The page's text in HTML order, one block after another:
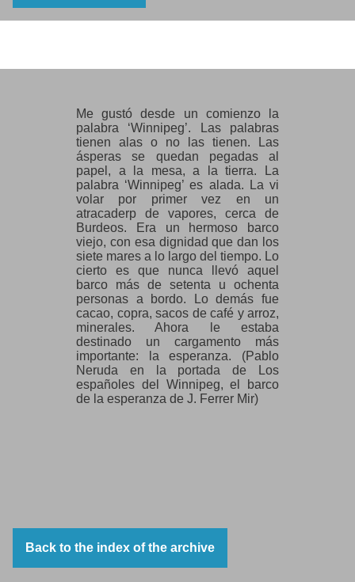
pescadores,
se iba poblando el barco
que partía a mi patria.
Yo sentía en los dedos
las semillas
de España
que rescaté yo mismo y esparcí
sobre el mar, dirigidas
a la paz
de las praderas.
Neruda, en “Memorial de Isla
Negra”
Me gustó desde un comienzo la
palabra ‘Winnipeg’. Las palabras
tienen alas o no las tienen. Las
ásperas se quedan pegadas al
papel, a la mesa, a la tierra. La
palabra ‘Winnipeg’ es alada. La vi
volar por primer vez en un
atracaderp de vapores, cerca de
Burdeos. Era un hermoso barco
viejo, con esa dignidad que dan los
siete mares a lo largo del tiempo. Lo
cierto es que nunca llevó aquel
barco más de setenta u ochenta
personas a bordo. Lo demás fue
cacao, copra, sacos de café y arroz,
minerales. Ahora le estaba
destinado un cargamento más
importante: la esperanza. (Pablo
Neruda en la portada de Los
españoles del Winnipeg, el barco
de la esperanza de J. Ferrer Mir)
Back to the index of the archive